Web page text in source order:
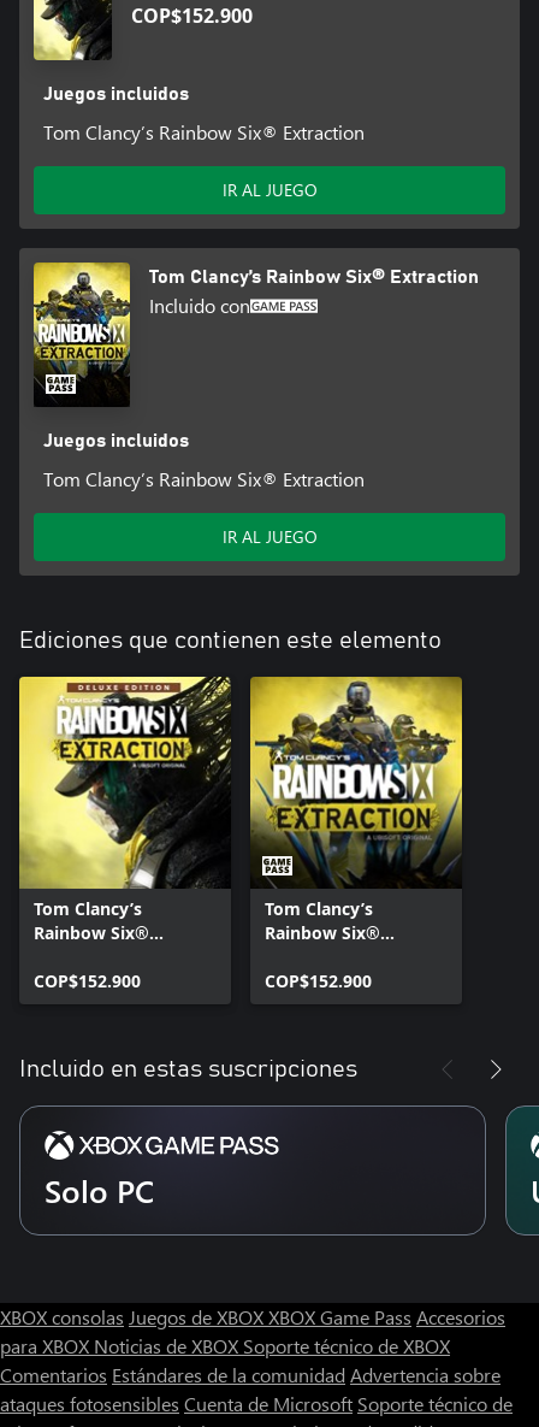
COP$152.900
Juegos incluidos
Tom Clancy’s Rainbow Six® Extraction
IR AL JUEGO
Tom Clancy’s Rainbow Six® Extraction
Incluido con
Juegos incluidos
Tom Clancy’s Rainbow Six® Extraction
IR AL JUEGO
Ediciones que contienen este elemento
Tom Clancy’s
Rainbow Six®
Edition
COP$152.900
Tom Clancy’s
Rainbow Six®
COP$152.900
Incluido en estas suscripciones
Solo PC
XBOX consolas Juegos de XBOXXBOX Game Pass Accesorios
para XBOX Noticias de XBOX Soporte técnico de XBOX
Comentarios Estándares de la comunidad Advertencia sobre
ataques fotosensibles Cuenta de Microsoft Soporte técnico de